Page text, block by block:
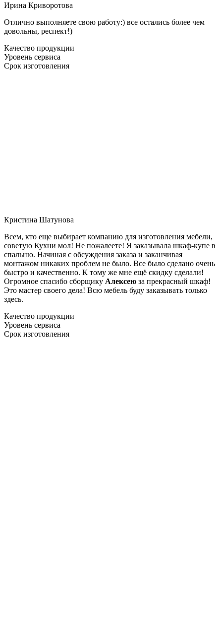
Ирина Криворотова
Отлично выполняете свою работу:) все остались более чем
довольны, респект!)
Качество продукции
Уровень сервиса
Срок изготовления
Кристина Шатунова
Всем, кто еще выбирает компанию для изготовления мебели,
советую Кухни мол! Не пожалеете! Я заказывала шкаф-купе в
спальню. Начиная с обсуждения заказа и заканчивая
монтажом никаких проблем не было. Все было сделано очень
быстро и качественно. К тому же мне ещё скидку сделали!
Огромное спасибо сборщику Алексею за прекрасный шкаф!
Это мастер своего дела! Всю мебель буду заказывать только
здесь.
Качество продукции
Уровень сервиса
Срок изготовления